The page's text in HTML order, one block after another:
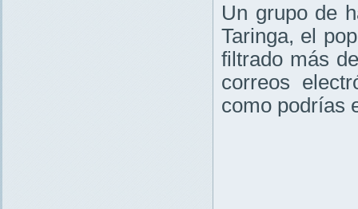
Un grupo de
Taringa, el
filtrado más
correos
como podrías